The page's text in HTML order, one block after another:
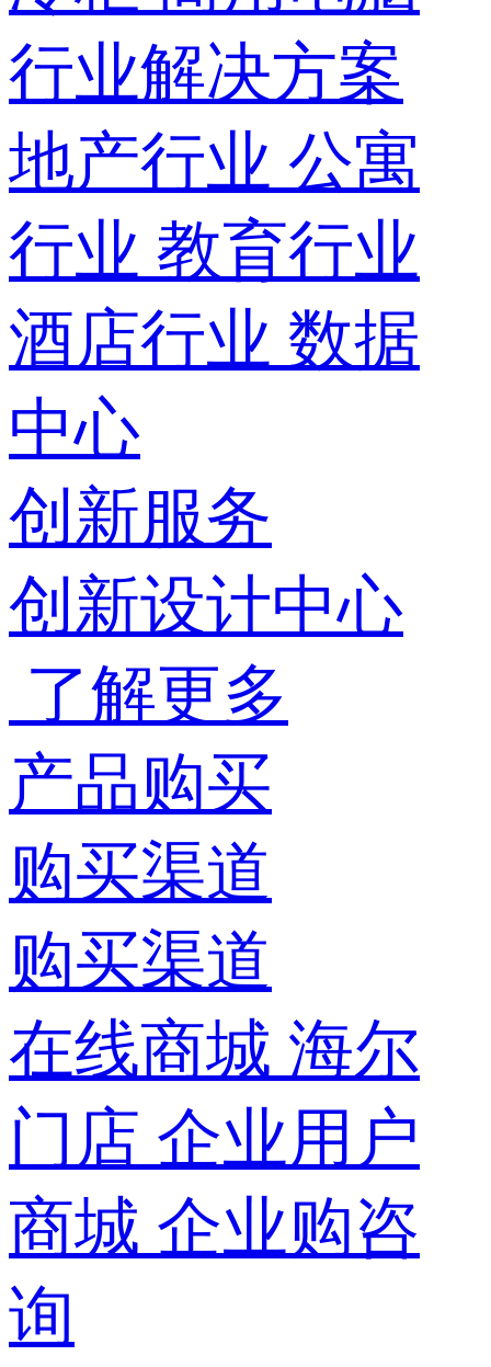
行业解决方案
地产行业 公寓
行业 教育行业
酒店行业 数据
中心
创新服务
创新设计中心
了解更多
产品购买
购买渠道
购买渠道
在线商城 海尔
门店 企业用户
商城 企业购咨
询